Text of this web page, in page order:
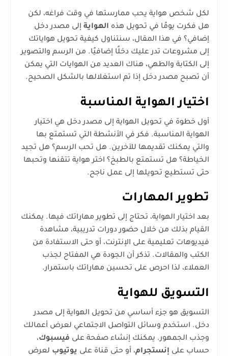
لكل شخص هواية يحب ممارستها في وقت فراغه، لكن
هل فكرت يومًا في تحويل هذه الهواية إلى مصدر دخل
إضافي؟ في هذا المقال، سنتناول كيفية تحويل هواياتك
إلى مشروعات تدر عليك دخلًا إضافيًا. من الرسم والتصوير
إلى الكتابة والطهي، هناك العديد من الهوايات التي يمكن
أن تصبح مصدر دخل إذا تم استغلالها بالشكل الصحيح.
اختيار الهواية المناسبة
أول خطوة في تحويل الهواية إلى مصدر دخل هي اختيار
الهواية المناسبة. فكر في الأنشطة التي تستمتع بها
والتي يمكنك تقديمها للآخرين. هل تحب الرسم؟ هل تجيد
الخياطة؟ هل تستمتع بالطبخ؟ اختر هواية تتقنها وتحبها
حتى تستطيع تحويلها إلى عمل ناجح.
تطوير المهارات
بعد اختيار الهواية، تحتاج إلى تطوير مهاراتك فيها. يمكنك
القيام بذلك من خلال حضور دورات تدريبية، مشاهدة
فيديوهات تعليمية على الإنترنت، أو حتى الاستفادة من
الكتب والمقالات. تذكر أن الجودة هي المفتاح لجذب
العملاء، لذا احرص على تحسين مهاراتك باستمرار.
التسويق للهواية
التسويق هو جزء أساسي من تحويل الهواية إلى مصدر
دخل. استخدم وسائل التواصل الاجتماعي لعرض أعمالك
وجذب الجمهور. يمكنك إنشاء صفحة على فيسبوك،
حساب على إنستجرام، أو حتى قناة على يوتيوب لعرض